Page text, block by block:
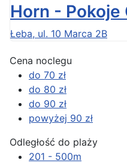
Horn - Pokoje
Łeba, ul. 10 Marca 2B
Cena noclegu
do 70 zł
do 80 zł
do 90 zł
powyżej 90 zł
Odległość do plaży
201 - 500m